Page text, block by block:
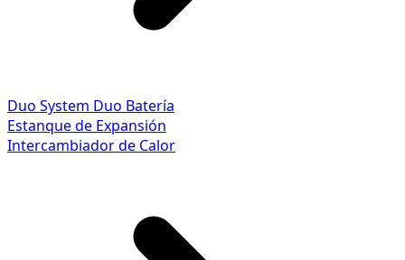
Duo System Duo Batería
Estanque de Expansión
Intercambiador de Calor